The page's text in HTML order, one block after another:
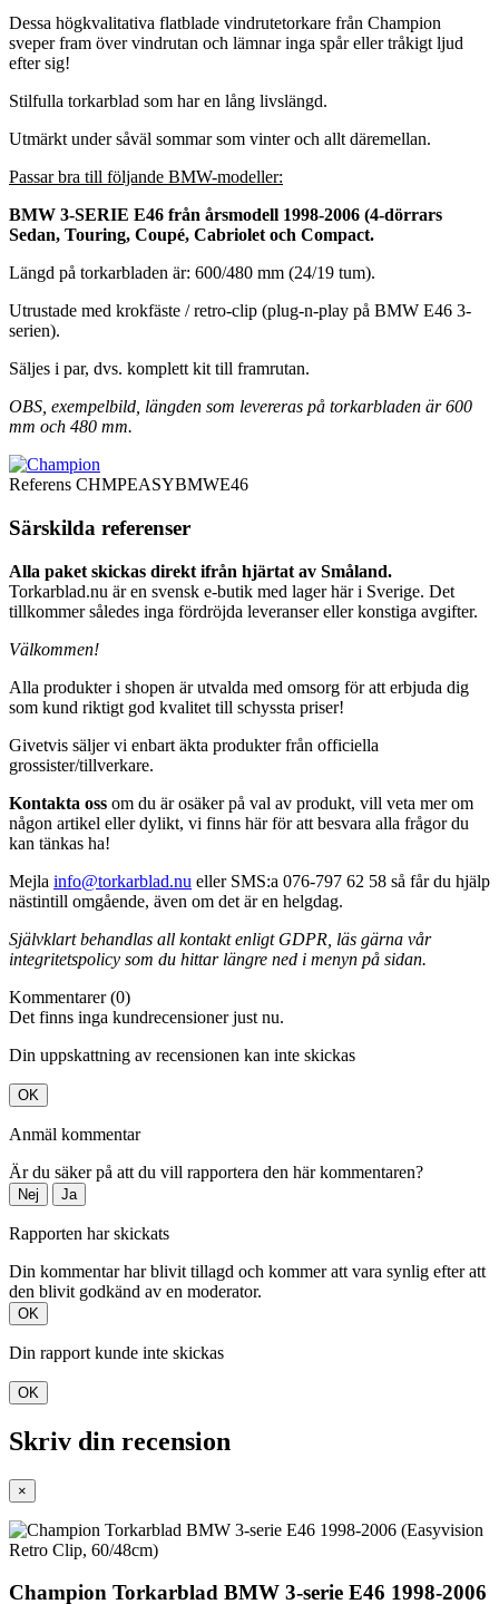
Dessa högkvalitativa flatblade vindrutetorkare från Champion
sveper fram över vindrutan och lämnar inga spår eller tråkigt ljud
efter sig!
Stilfulla torkarblad som har en lång livslängd.
Utmärkt under såväl sommar som vinter och allt däremellan.
Passar bra till följande BMW-modeller:
BMW 3-SERIE E46 från årsmodell 1998-2006 (4-dörrars
Sedan, Touring, Coupé, Cabriolet och Compact.
Längd på torkarbladen är: 600/480 mm (24/19 tum).
Utrustade med krokfäste / retro-clip (plug-n-play på BMW E46 3-
serien).
Säljes i par, dvs. komplett kit till framrutan.
OBS, exempelbild, längden som levereras på torkarbladen är 600
mm och 480 mm.
Referens CHMPEASYBMWE46
Särskilda referenser
Alla paket skickas direkt ifrån hjärtat av Småland.
Torkarblad.nu är en svensk e-butik med lager här i Sverige. Det
tillkommer således inga fördröjda leveranser eller konstiga avgifter.
Välkommen!
Alla produkter i shopen är utvalda med omsorg för att erbjuda dig
som kund riktigt god kvalitet till schyssta priser!
Givetvis säljer vi enbart äkta produkter från officiella
grossister/tillverkare.
Kontakta oss om du är osäker på val av produkt, vill veta mer om
någon artikel eller dylikt, vi finns här för att besvara alla frågor du
kan tänkas ha!
Mejla info@torkarblad.nu eller SMS:a 076-797 62 58 så får du hjälp
nästintill omgående, även om det är en helgdag.
Självklart behandlas all kontakt enligt GDPR, läs gärna vår
integritetspolicy som du hittar längre ned i menyn på sidan.
Kommentarer (0)
Det finns inga kundrecensioner just nu.
Din uppskattning av recensionen kan inte skickas
OK
Anmäl kommentar
Är du säker på att du vill rapportera den här kommentaren?
Nej Ja
Rapporten har skickats
Din kommentar har blivit tillagd och kommer att vara synlig efter att
den blivit godkänd av en moderator.
OK
Din rapport kunde inte skickas
OK
Skriv din recension
×
Champion Torkarblad BMW 3-serie E46 1998-2006